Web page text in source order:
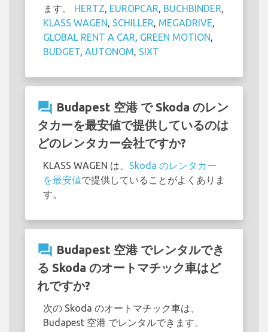
ます。 HERTZ EUROPCAR BUCHBINDER
KLASS WAGEN SCHILLER MEGADRIVE
GLOBAL RENT A CAR GREEN MOTION
BUDGET AUTONOM SIXT
question_answer Budapest 空港 で Skoda のレン
タカーを最安値で提供しているのは
どのレンタカー会社ですか?
KLASS WAGEN は、 Skoda のレンタカー
を最安値で提供していることがよくありま
す。
question_answer Budapest 空港 でレンタルでき
る Skoda のオートマチック車はど
れですか?
次の Skoda のオートマチック車は、
Budapest 空港 でレンタルできます。